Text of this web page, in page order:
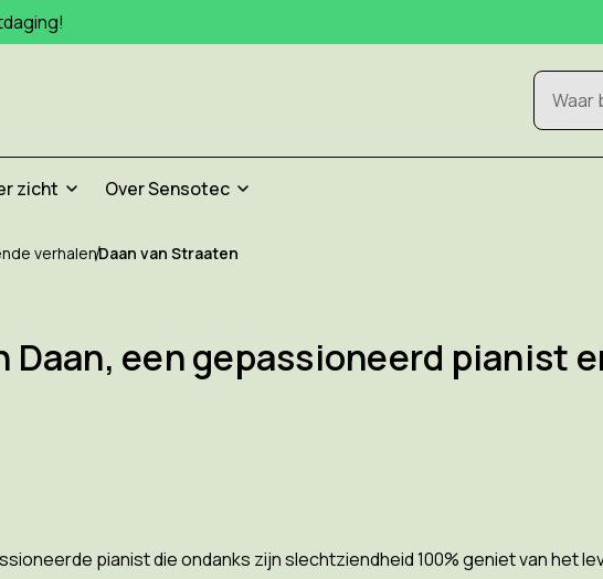
Zoeken
zicht Over Sensotec
verhalenDaan van Straaten
Daan, een gepassioneerd pianist
pianist die ondanks zijn slechtziendheid 100% geniet van het